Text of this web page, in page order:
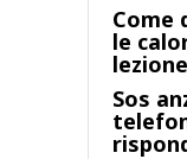
Come
le
Sos